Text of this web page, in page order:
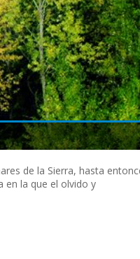
de la Sierra, hasta
en la que el olvido y